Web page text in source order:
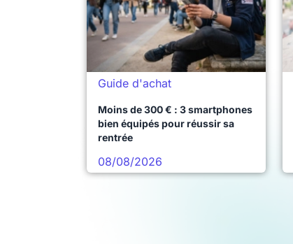
Guide d'achat
Moins de 300 € : 3 smartphones
bien équipés pour réussir sa
rentrée
08/08/2026